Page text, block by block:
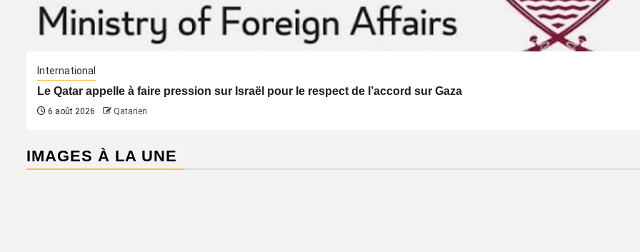
International
Le Qatar appelle à faire pression sur Israël pour le respect de l’accord sur Gaza
6 août 2026 Qatarien
IMAGES À LA UNE